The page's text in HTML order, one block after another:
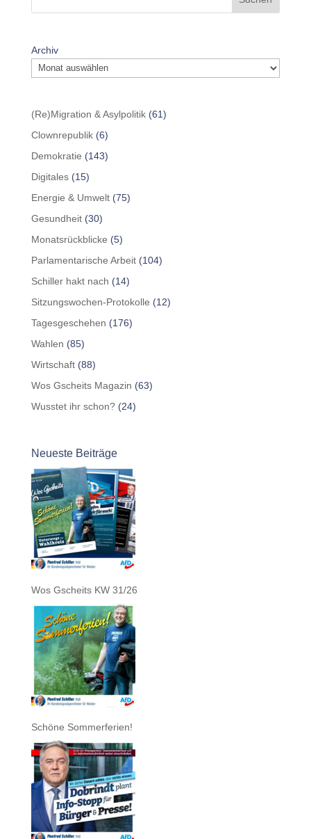
Archiv
(Re)Migration & Asylpolitik(61)
Clownrepublik(6)
Demokratie (143)
Digitales(15)
Energie & Umwelt(75)
Gesundheit(30)
Monatsrückblicke (5)
Parlamentarische Arbeit(104)
Schiller hakt nach (14)
Sitzungswochen-Protokolle (12)
Tagesgeschehen (176)
Wahlen (85)
Wirtschaft(88)
Wos Gscheits Magazin (63)
Wusstet ihr schon?(24)
Neueste Beiträge
Wos Gscheits KW 31/26
Schöne Sommerferien!